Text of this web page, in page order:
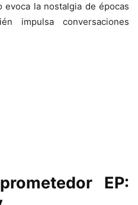
la nostalgia de épocas
impulsa conversaciones
EP: